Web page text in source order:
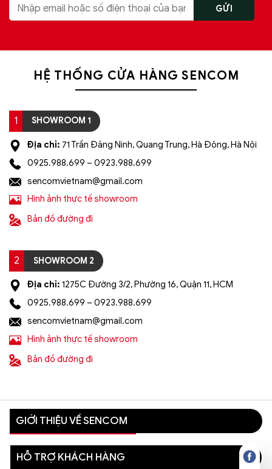
HỆ THỐNG CỬA HÀNG SENCOM
1 SHOWROOM 1
Địa chỉ: 71 Trần Đăng Ninh, Quang Trung, Hà Đông, Hà Nội
0925.988.699 – 0923.988.699
sencomvietnam@gmail.com
Hình ảnh thực tế showroom
Bản đồ đường đi
2 SHOWROOM 2
Địa chỉ: 1275C Đường 3/2, Phường 16, Quận 11, HCM
0925.988.699 – 0923.988.699
sencomvietnam@gmail.com
Hình ảnh thực tế showroom
Bản đồ đường đi
GIỚI THIỆU VỀ SENCOM
HỖ TRỢ KHÁCH HÀNG